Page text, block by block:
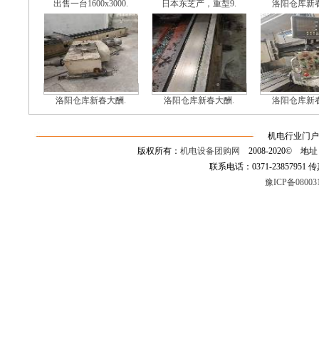
出售一台1600x3000. 日本东芝产，重型9. 洛阳仓库新
洛阳仓库新春大酬. 洛阳仓库新春大酬. 洛阳仓库新
机电行业门
版权所有： 机电设备团购网
2008-2020© 地址
联系电话：0371-23857951
豫ICP备